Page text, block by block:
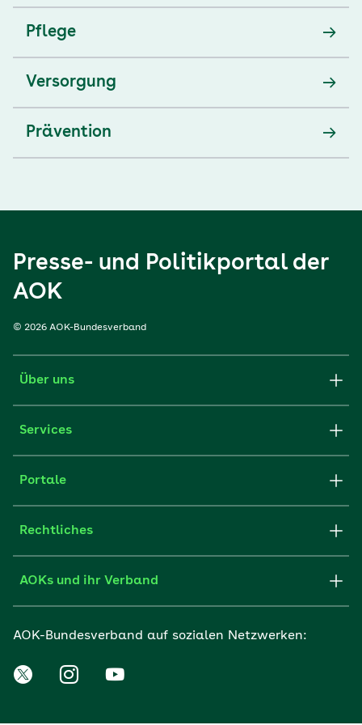
Pflege
Versorgung
Prävention
Presse- und Politikportal der
AOK
© 2026 AOK-Bundesverband
Über uns
Services
Portale
Rechtliches
AOKs und ihr Verband
AOK-Bundesverband auf sozialen Netzwerken: